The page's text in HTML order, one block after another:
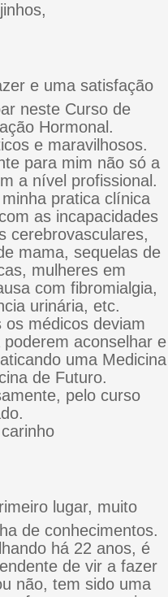
e uma satisfação
neste Curso de
Hormonal.
e maravilhosos.
para mim não só a
a nível profissional.
pratica clínica
as incapacidades
cerebrovasculares,
mama, sequelas de
mulheres em
com fibromialgia,
urinária, etc.
os médicos deviam
aconselhar e
uma Medicina
de Futuro.
pelo curso
lugar, muito
de conhecimentos.
há 22 anos, é
de vir a fazer
não, tem sido uma